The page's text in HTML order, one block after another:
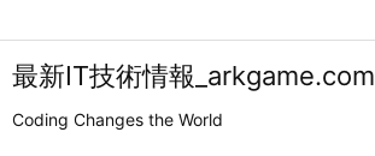
最新IT技術情報_arkgame.com
Coding Changes the World